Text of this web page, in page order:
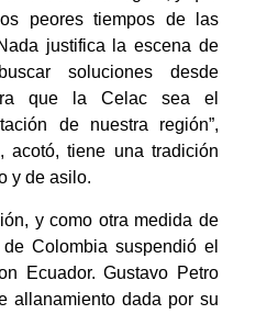
peores tiempos de las
justifica la escena de
soluciones desde
que la Celac sea el
de nuestra región”,
acotó, tiene una tradición
y de asilo.
y como otra medida de
Colombia suspendió el
Ecuador. Gustavo Petro
allanamiento dada por su